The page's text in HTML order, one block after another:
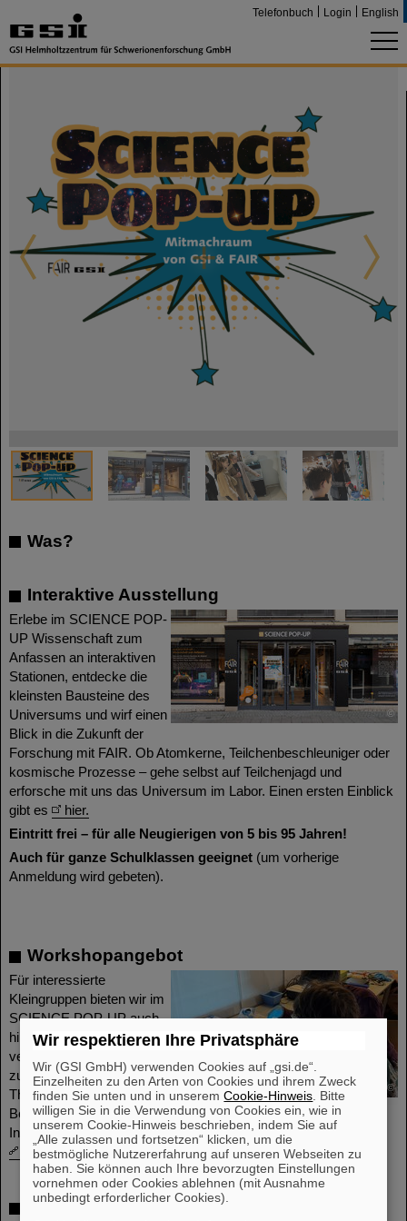
Telefonbuch Login English
Was?
Interaktive Ausstellung
©
Erlebe im SCIENCE POP-
UP Wissenschaft zum
Anfassen an interaktiven
Stationen, entdecke die
kleinsten Bausteine des
Universums und wirf einen
Blick in die Zukunft der
Forschung mit FAIR. Ob Atomkerne, Teilchenbeschleuniger oder
kosmische Prozesse – gehe selbst auf Teilchenjagd und
erforsche mit uns das Universum im Labor. Einen ersten Einblick
gibt es
hier.
Eintritt frei – für alle Neugierigen von 5 bis 95 Jahren!
Auch für ganze Schulklassen geeignet (um vorherige
Anmeldung wird gebeten).
Workshopangebot
©
Für interessierte
Kleingruppen bieten wir im
SCIENCE POP-UP auch
hin und wieder
verschiedene Workshops
zu unterschiedlichen
Themen aus dem MINT-
Bereich (Mathematik,
Informatik, Naturwissenschaften und Technik) an.
Workshopangebot
Schüler*innen Labor
Wir respektieren Ihre Privatsphäre
Wir (GSI GmbH) verwenden Cookies auf „gsi.de“.
Einzelheiten zu den Arten von Cookies und ihrem Zweck
finden Sie unten und in unseremCookie-Hinweis . Bitte
willigen Sie in die Verwendung von Cookies ein, wie in
unserem Cookie-Hinweis beschrieben, indem Sie auf
„Alle zulassen und fortsetzen“ klicken, um die
bestmögliche Nutzererfahrung auf unseren Webseiten zu
haben. Sie können auch Ihre bevorzugten Einstellungen
vornehmen oder Cookies ablehnen (mit Ausnahme
unbedingt erforderlicher Cookies).